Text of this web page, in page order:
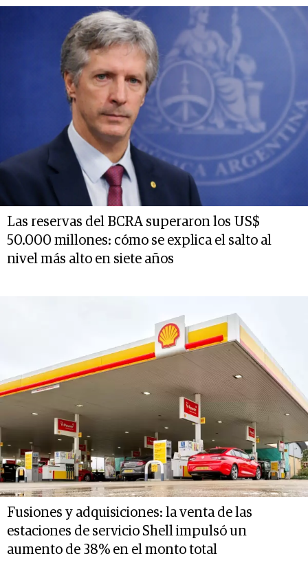
Las reservas del BCRA superaron los US$
50.000 millones: cómo se explica el salto al
nivel más alto en siete años
Fusiones y adquisiciones: la venta de las
estaciones de servicio Shell impulsó un
aumento de 38% en el monto total